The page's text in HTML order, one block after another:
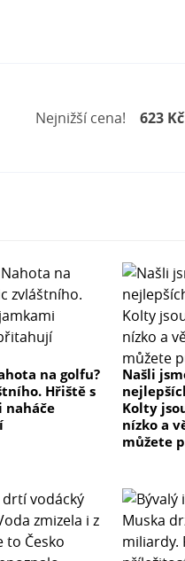
Nejnižší cena! 623 Kč
na golfu?
Hřiště s
naháče
Našli
Kolty
nízko a
můžete